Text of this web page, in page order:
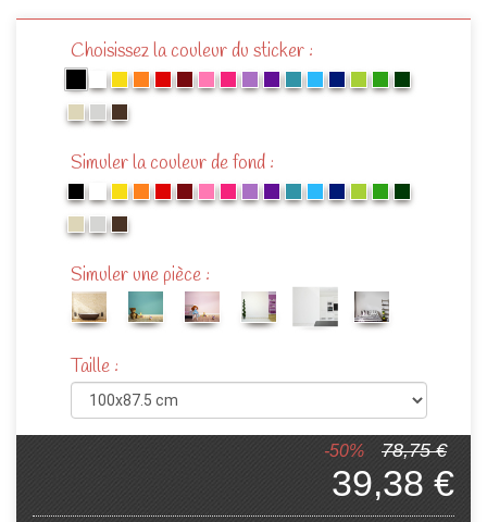
Choisissez la couleur du sticker :
Simuler la couleur de fond :
Simuler une pièce :
Taille :
-50% 78,75 €
39,38 €